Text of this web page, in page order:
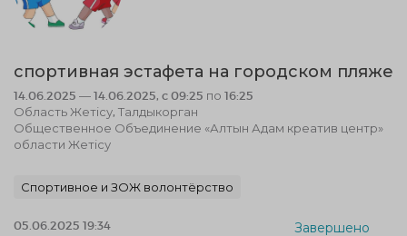
спортивная эстафета на городском пляже
14.06.2025 — 14.06.2025, c 09:25 по 16:25
Область Жетісу, Талдыкорган
Общественное Объединение «Алтын Адам креатив центр»
области Жетісу
Спортивное и ЗОЖ волонтёрство
05.06.2025 19:34 Завершено